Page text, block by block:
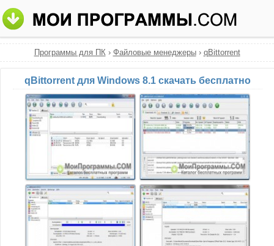
Программы для ПК› Файловые менеджеры› qBittorrent
qBittorrent для Windows 8.1 скачать бесплатно